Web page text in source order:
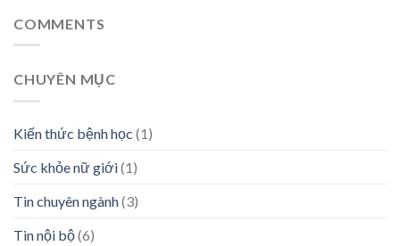
COMMENTS
CHUYÊN MỤC
Kiến thức bệnh học (1)
Sức khỏe nữ giới(1)
Tin chuyên ngành(3)
Tin nội bộ(6)